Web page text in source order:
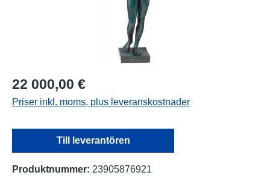
22 000,00 €
Priser inkl. moms, plus leveranskostnader
Till leverantören
Produktnummer: 23905876921